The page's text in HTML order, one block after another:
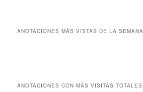
ANOTACIONES MÁS VISTAS DE LA SEMANA
ANOTACIONES CON MÁS VISITAS TOTALES